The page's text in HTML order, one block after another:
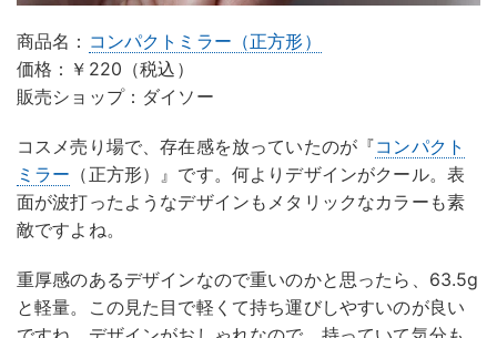
商品名： コンパクトミラー（正方形）
価格：￥220（税込）
販売ショップ：ダイソー
コスメ売り場で、存在感を放っていたのが『コンパクト
ミラー （正方形）』です。何よりデザインがクール。表
面が波打ったようなデザインもメタリックなカラーも素
敵ですよね。
重厚感のあるデザインなので重いのかと思ったら、63.5g
と軽量。この見た目で軽くて持ち運びしやすいのが良い